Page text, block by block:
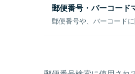
郵便番号・バーコード
郵便番号や、バーコード